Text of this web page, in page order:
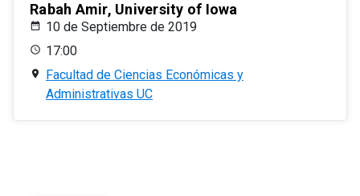
Rabah Amir, University of Iowa
10 de Septiembre de 2019
17:00
Facultad de Ciencias Económicas y
Administrativas UC